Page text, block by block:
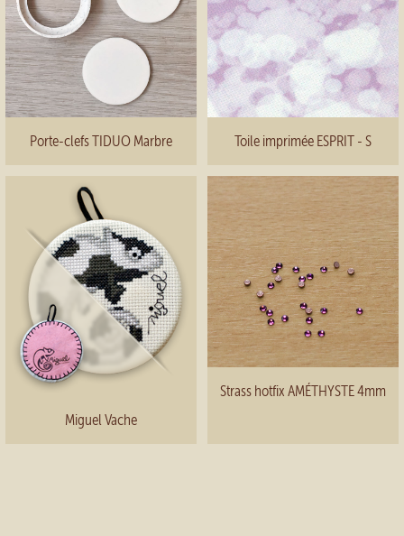
Porte-clefs TIDUO Marbre Toile imprimée ESPRIT - S
Miguel Vache
Strass hotfix AMÉTHYSTE 4mm